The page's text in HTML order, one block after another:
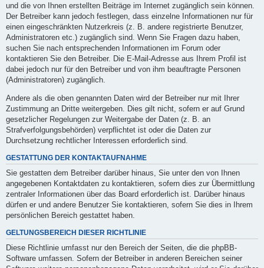
und die von Ihnen erstellten Beiträge im Internet zugänglich sein können.
Der Betreiber kann jedoch festlegen, dass einzelne Informationen nur für
einen eingeschränkten Nutzerkreis (z. B. andere registrierte Benutzer,
Administratoren etc.) zugänglich sind. Wenn Sie Fragen dazu haben,
suchen Sie nach entsprechenden Informationen im Forum oder
kontaktieren Sie den Betreiber. Die E-Mail-Adresse aus Ihrem Profil ist
dabei jedoch nur für den Betreiber und von ihm beauftragte Personen
(Administratoren) zugänglich.
Andere als die oben genannten Daten wird der Betreiber nur mit Ihrer
Zustimmung an Dritte weitergeben. Dies gilt nicht, sofern er auf Grund
gesetzlicher Regelungen zur Weitergabe der Daten (z. B. an
Strafverfolgungsbehörden) verpflichtet ist oder die Daten zur
Durchsetzung rechtlicher Interessen erforderlich sind.
GESTATTUNG DER KONTAKTAUFNAHME
Sie gestatten dem Betreiber darüber hinaus, Sie unter den von Ihnen
angegebenen Kontaktdaten zu kontaktieren, sofern dies zur Übermittlung
zentraler Informationen über das Board erforderlich ist. Darüber hinaus
dürfen er und andere Benutzer Sie kontaktieren, sofern Sie dies in Ihrem
persönlichen Bereich gestattet haben.
GELTUNGSBEREICH DIESER RICHTLINIE
Diese Richtlinie umfasst nur den Bereich der Seiten, die die phpBB-
Software umfassen. Sofern der Betreiber in anderen Bereichen seiner